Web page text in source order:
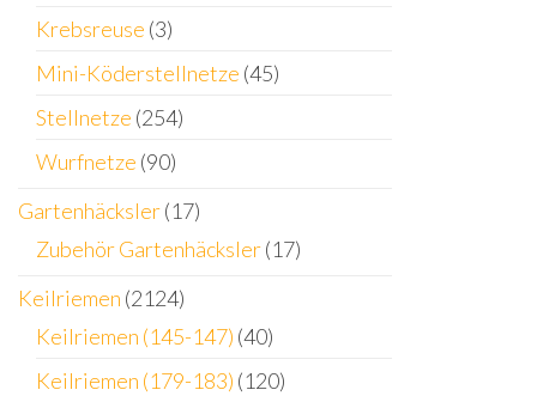
Krebsreuse (3)
Mini-Köderstellnetze (45)
Stellnetze (254)
Wurfnetze (90)
Gartenhäcksler(17)
Zubehör Gartenhäcksler(17)
Keilriemen (2124)
Keilriemen (145-147) (40)
Keilriemen (179-183) (120)